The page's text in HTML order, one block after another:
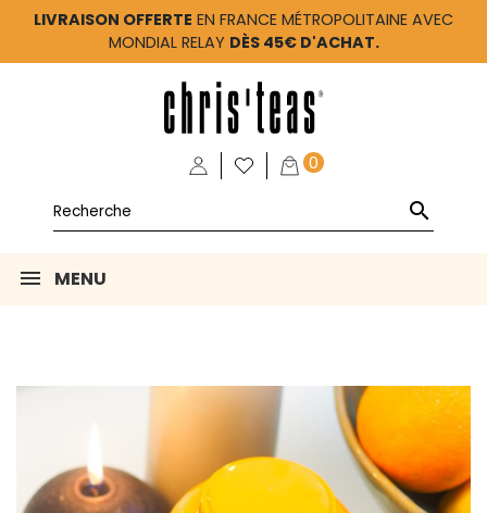
LIVRAISON OFFERTE EN FRANCE MÉTROPOLITAINE AVEC
MONDIAL RELAY DÈS 45€ D'ACHAT.
0

MENU